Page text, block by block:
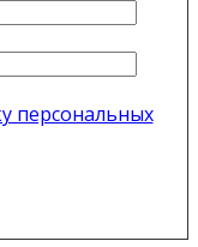
персональных